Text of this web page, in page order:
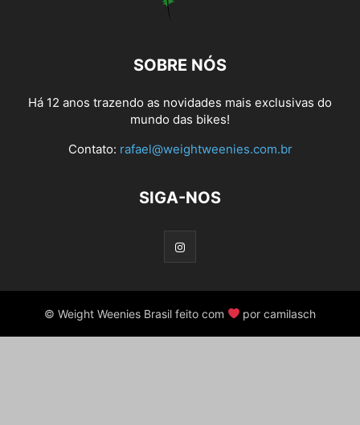
SOBRE NÓS
Há 12 anos trazendo as novidades mais exclusivas do
mundo das bikes!
Contato: rafael@weightweenies.com.br
SIGA-NOS
© Weight Weenies Brasil feito com por camilasch